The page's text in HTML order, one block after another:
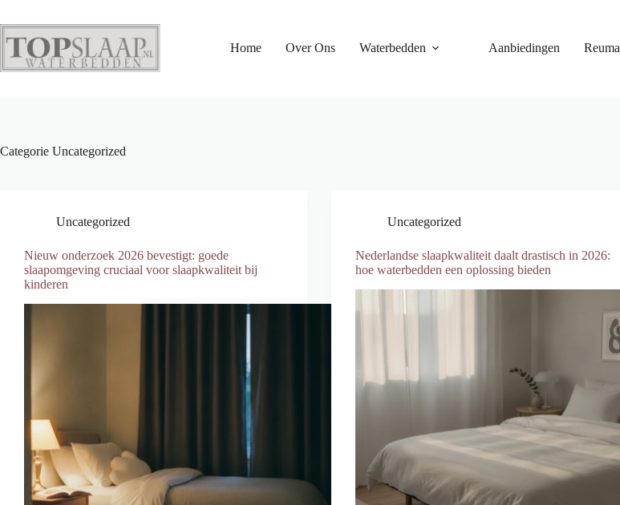
de
inhoud
Home Over Ons Waterbedden Aanbiedingen Reuma
Categorie Uncategorized
Uncategorized
Nieuw onderzoek 2026 bevestigt: goede
slaapomgeving cruciaal voor slaapkwaliteit bij
kinderen
Uncategorized
Nederlandse slaapkwaliteit daalt drastisch in 2026:
hoe waterbedden een oplossing bieden